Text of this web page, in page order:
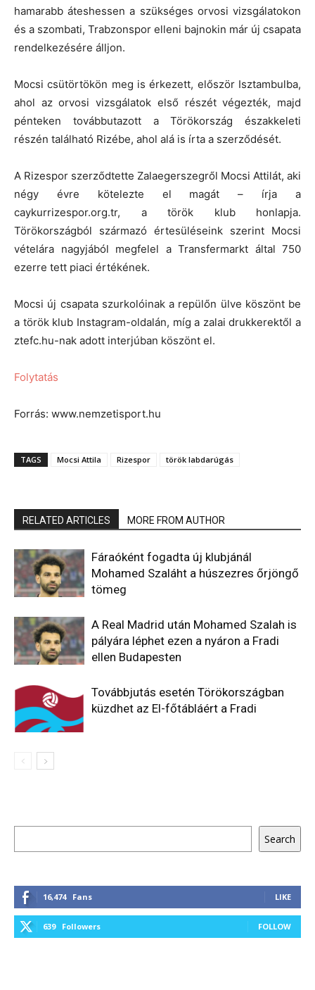
hamarabb áteshessen a szükséges orvosi vizsgálatokon
és a szombati, Trabzonspor elleni bajnokin már új csapata
rendelkezésére álljon.
Mocsi csütörtökön meg is érkezett, először Isztambulba,
ahol az orvosi vizsgálatok első részét végezték, majd
pénteken továbbutazott a Törökország északkeleti
részén található Rizébe, ahol alá is írta a szerződését.
A Rizespor szerződtette Zalaegerszegről Mocsi Attilát, aki
négy évre kötelezte el magát – írja a
caykurrizespor.org.tr, a török klub honlapja.
Törökországból származó értesüléseink szerint Mocsi
vételára nagyjából megfelel a Transfermarkt által 750
ezerre tett piaci értékének.
Mocsi új csapata szurkolóinak a repülőn ülve köszönt be
a török klub Instagram-oldalán, míg a zalai drukkerektől a
ztefc.hu-nak adott interjúban köszönt el.
Folytatás
Forrás: www.nemzetisport.hu
TAGS Mocsi Attila Rizespor török labdarúgás
RELATED ARTICLES MORE FROM AUTHOR
Fáraóként fogadta új klubjánál
Mohamed Szaláht a húszezres őrjöngő
tömeg
A Real Madrid után Mohamed Szalah is
pályára léphet ezen a nyáron a Fradi
ellen Budapesten
Továbbjutás esetén Törökországban
küzdhet az El-főtábláért a Fradi
Search
16,474 Fans LIKE
639 Followers FOLLOW